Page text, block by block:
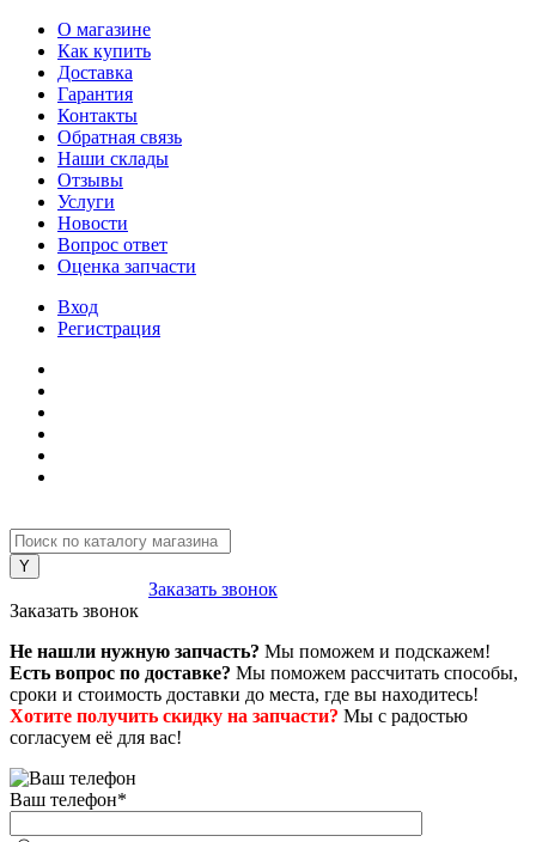
О магазине
Как купить
Доставка
Гарантия
Контакты
Обратная связь
Наши склады
Отзывы
Услуги
Новости
Вопрос ответ
Оценка запчасти
Вход
Регистрация
Заказать звонок
Заказать звонок
Не нашли нужную запчасть? Мы поможем и подскажем!
Есть вопрос по доставке? Мы поможем рассчитать способы,
сроки и стоимость доставки до места, где вы находитесь!
Хотите получить скидку на запчасти? Мы с радостью
согласуем её для вас!
Ваш телефон*